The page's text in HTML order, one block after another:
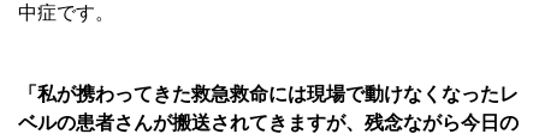
中症です。
「私が携わってきた救急救命には現場で動けなくなったレ
ベルの患者さんが搬送されてきますが、残念ながら今日の